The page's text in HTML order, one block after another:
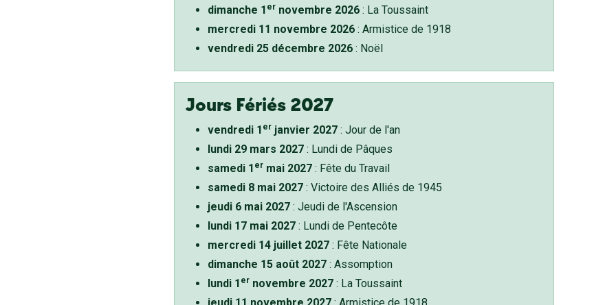
dimanche 1 ernovembre 2026: La Toussaint
mercredi 11 novembre 2026: Armistice de 1918
vendredi 25 décembre 2026: Noël
Jours Fériés 2027
vendredi 1 erjanvier 2027: Jour de l'an
lundi 29 mars 2027: Lundi de Pâques
samedi 1 ermai 2027: Fête du Travail
samedi 8 mai 2027: Victoire des Alliés de 1945
jeudi 6 mai 2027: Jeudi de l'Ascension
lundi 17 mai 2027: Lundi de Pentecôte
mercredi 14 juillet 2027: Fête Nationale
dimanche 15 août 2027: Assomption
lundi 1 ernovembre 2027: La Toussaint
jeudi 11 novembre 2027: Armistice de 1918